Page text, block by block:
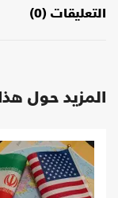
التعليقات (0)
المزيد حول